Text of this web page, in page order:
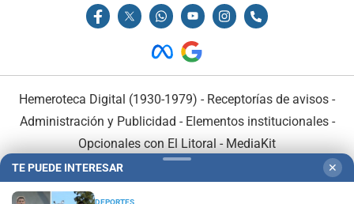
Hemeroteca Digital (1930-1979) - Receptorías de avisos -
Administración y Publicidad - Elementos institucionales-
Opcionales con El Litoral - MediaKit
TE PUEDE INTERESAR ✕
DEPORTES